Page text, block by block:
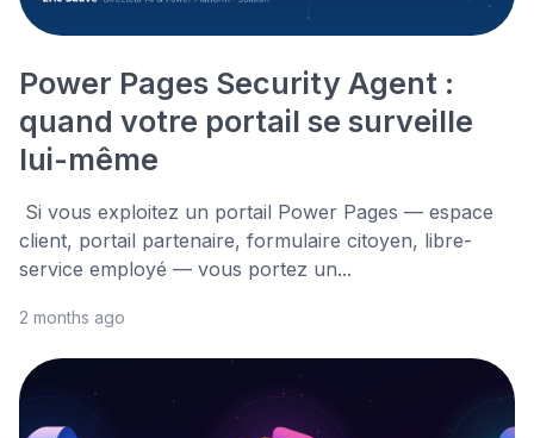
Power Pages Security Agent :
quand votre portail se surveille
lui-même
Si vous exploitez un portail Power Pages — espace
client, portail partenaire, formulaire citoyen, libre-
service employé — vous portez un...
2 months ago